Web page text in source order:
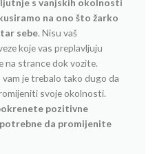
na ono što žarko
sebe. Nisu vaš
koje vas preplavljuju
na strance dok vozite.
je trebalo tako dugo da
svoje okolnosti.
pozitivne
da promijenite